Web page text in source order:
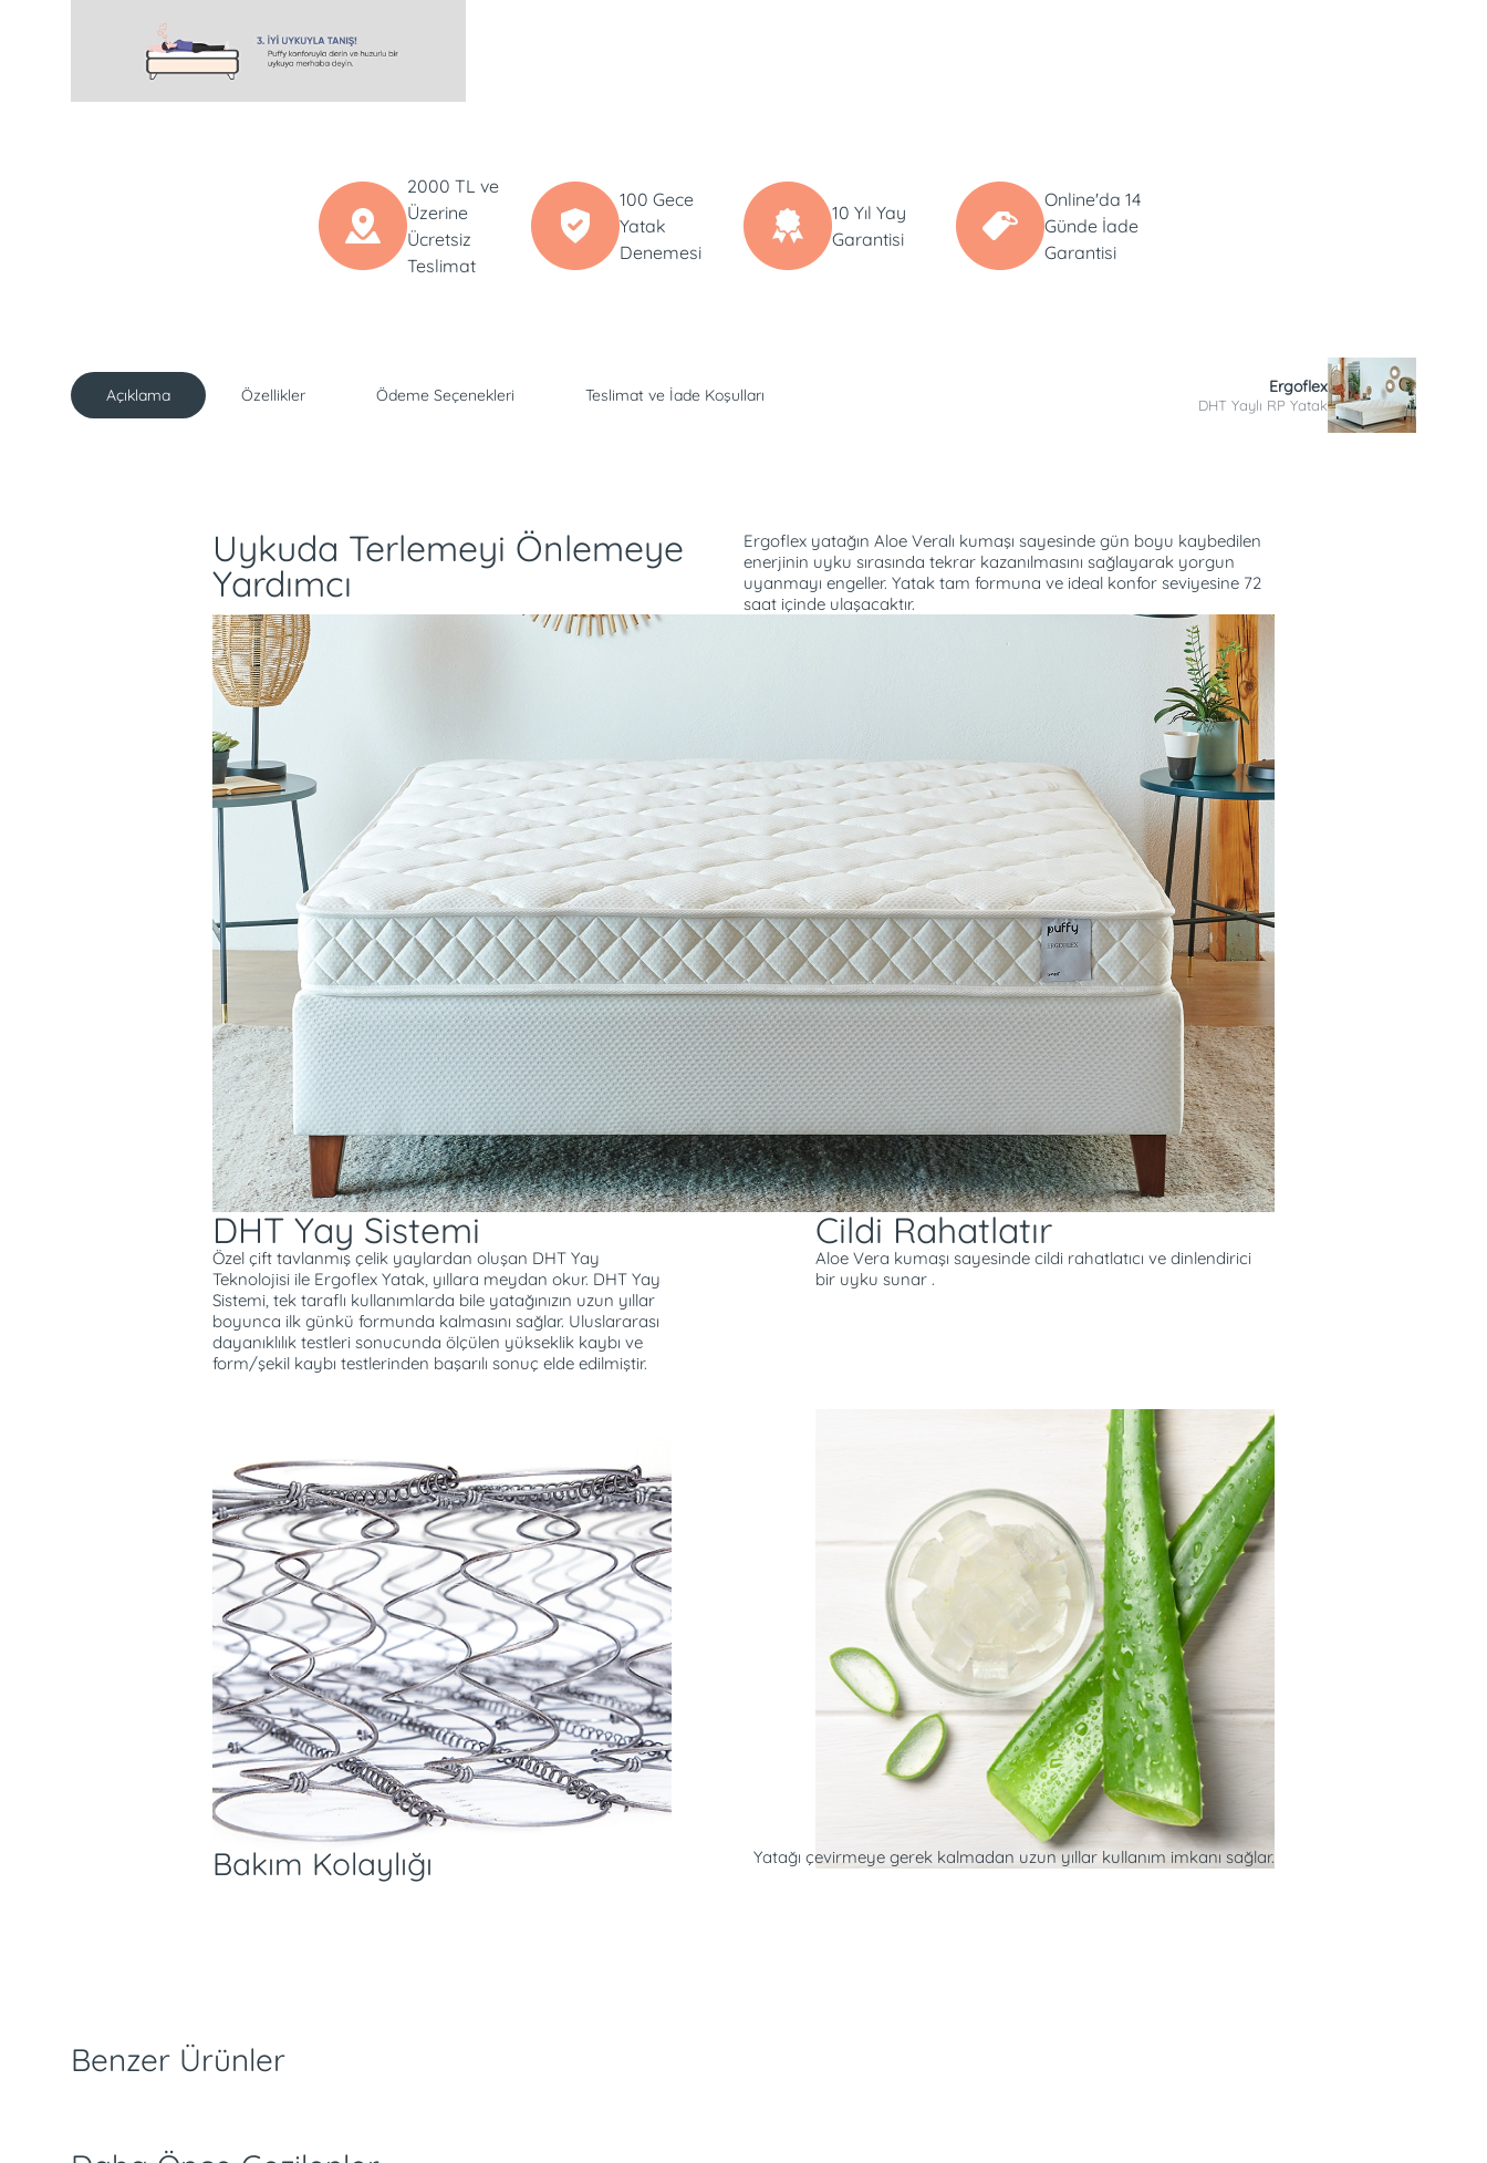
2000 TL ve
Üzerine
Ücretsiz
Teslimat
100 Gece
Yatak
Denemesi
10 Yıl Yay
Garantisi
Online'da 14
Günde İade
Garantisi
Açıklama Özellikler Ödeme Seçenekleri Teslimat ve İade Koşulları Ergoflex
DHT Yaylı RP Yatak
Uykuda Terlemeyi Önlemeye
Yardımcı
Ergoflex yatağın Aloe Veralı kumaşı sayesinde gün boyu kaybedilen
enerjinin uyku sırasında tekrar kazanılmasını sağlayarak yorgun
uyanmayı engeller. Yatak tam formuna ve ideal konfor seviyesine 72
saat içinde ulaşacaktır.
DHT yayların oluşturduğu sert yüzeyi sayesinde uyku
esnasında terlemeyi önlemeye yardımcı olur ve rahat bir
uyku sağlar. Tek taraflı kullanımıyla çevirmeye gerek
kalmadan kolay kullanım imkanı sunar.
Roll Pack tasarımı sayesinde klasik yataklardan
daha hızlı sevk edilen Ergoflex RP yatak, evinize
teslim edildikten sonra kolay kurulumu ile kullanım
için hazırdır. .
Aloe Vera kumaşı sayesinde cildi rahatlatıcı ve
dinlendirici bir uyku sunar.
Terlemeyi önlemeye yardımcı olur.
Sabahları yorgun uyanma hissini azaltmaya
yardımcı olur.
DHT Yay Sistemi
Özel çift tavlanmış çelik yaylardan oluşan DHT Yay
Teknolojisi ile Ergoflex Yatak, yıllara meydan okur. DHT Yay
Sistemi, tek taraflı kullanımlarda bile yatağınızın uzun yıllar
boyunca ilk günkü formunda kalmasını sağlar. Uluslararası
dayanıklılık testleri sonucunda ölçülen yükseklik kaybı ve
form/şekil kaybı testlerinden başarılı sonuç elde edilmiştir.
Cildi Rahatlatır
Aloe Vera kumaşı sayesinde cildi rahatlatıcı ve dinlendirici
bir uyku sunar .
Bakım Kolaylığı Yatağı çevirmeye gerek kalmadan uzun yıllar kullanım imkanı sağlar.
Benzer Ürünler